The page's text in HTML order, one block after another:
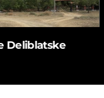
Deliblatske